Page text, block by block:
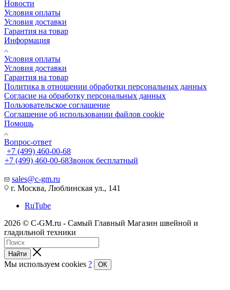
Новости
Условия оплаты
Условия доставки
Гарантия на товар
Информация
Условия оплаты
Условия доставки
Гарантия на товар
Политика в отношении обработки персональных данных
Cогласие на обработку персональных данных
Пользовательское соглашение
Cоглашение об использовании файлов cookie
Помощь
Вопрос-ответ
+7 (499) 460-00-68
+7 (499) 460-00-68Звонок бесплатный
sales@c-gm.ru
г. Москва, Люблинская ул., 141
RuTube
2026 © C-GM.ru - Самый Главный Магазин швейной и
гладильной техники
Найти
Мы используем cookies ? ОК